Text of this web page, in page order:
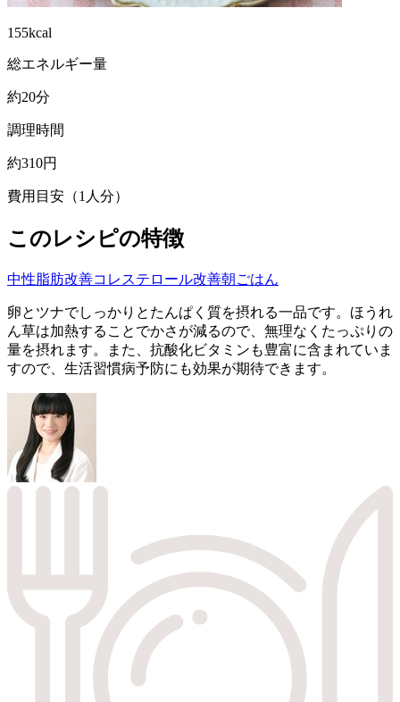
155kcal
総エネルギー量
約20分
調理時間
約310円
費用目安（1人分）
このレシピの特徴
中性脂肪改善コレステロール改善朝ごはん
卵とツナでしっかりとたんぱく質を摂れる一品です。ほうれ
ん草は加熱することでかさが減るので、無理なくたっぷりの
量を摂れます。また、抗酸化ビタミンも豊富に含まれていま
すので、生活習慣病予防にも効果が期待できます。